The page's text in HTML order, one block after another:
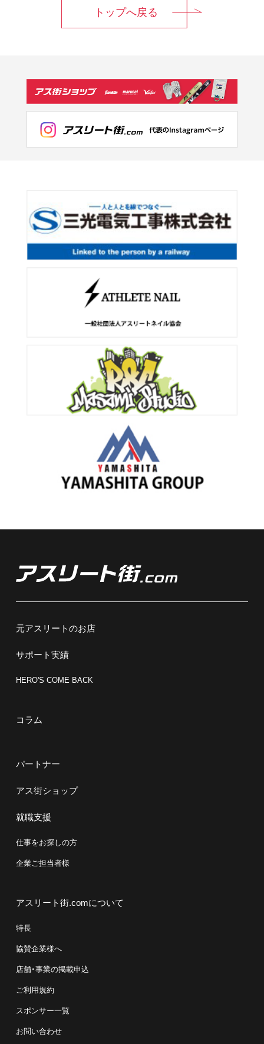
トップへ戻る
元アスリートのお店
サポート実績
HERO'S COME BACK
コラム
パートナー
アス街ショップ
就職支援
仕事をお探しの方
企業ご担当者様
アスリート街.comについて
特長
協賛企業様へ
店舗・事業の掲載申込
ご利用規約
スポンサー一覧
お問い合わせ